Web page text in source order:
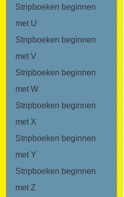
Stripboeken beginnen
met U
Stripboeken beginnen
met V
Stripboeken beginnen
met W
Stripboeken beginnen
met X
Stripboeken beginnen
met Y
Stripboeken beginnen
met Z